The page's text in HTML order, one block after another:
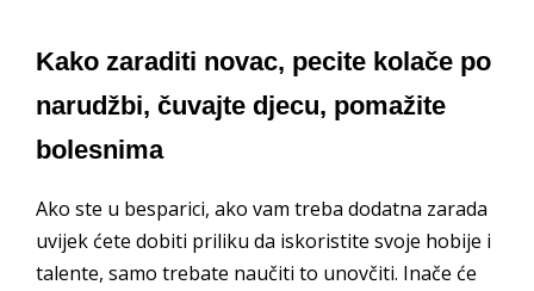
Kako zaraditi novac, pecite kolače po
narudžbi, čuvajte djecu, pomažite
bolesnima
Ako ste u besparici, ako vam treba dodatna zarada
uvijek ćete dobiti priliku da iskoristite svoje hobije i
talente, samo trebate naučiti to unovčiti. Inače će